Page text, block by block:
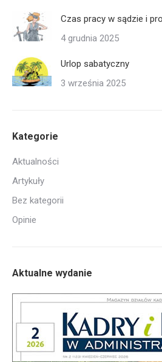
Czas pracy w sądzie i
4 grudnia 2025
Urlop sabatyczny
3 września 2025
Kategorie
Aktualności
Artykuły
Bez kategorii
Opinie
Aktualne wydanie